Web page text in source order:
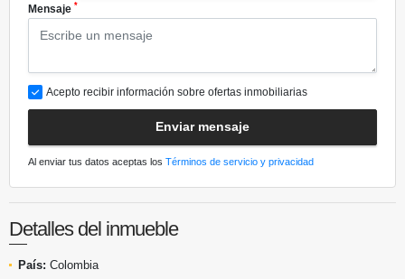
Mensaje *
Acepto recibir información sobre ofertas inmobiliarias
Enviar mensaje
Al enviar tus datos aceptas los Términos de servicio y privacidad
Detalles del inmueble
País: Colombia